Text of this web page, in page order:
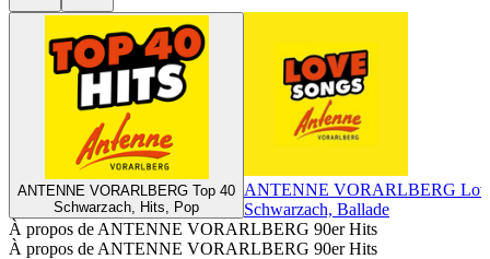
ANTENNE VORARLBERG Top 40
Schwarzach, Hits, Pop
ANTENNE VORARLBERG
Schwarzach, Ballade
À propos de ANTENNE VORARLBERG 90er Hits
À propos de ANTENNE VORARLBERG 90er Hits